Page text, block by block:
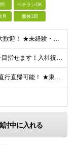
ベテランOK
月 面接1回
★正社員デビューしたい方大歓迎！ ★未経験・第二新卒・ブランクOK ★学歴不問 ★普通自動車免許（AT可）をお持ちの方 【面接1回！最短2週間で内定！】 1週間のスピード選考も可能です！ より多くの
★早期に年収500万円以上を目指せます！入社祝金5万円の支給あり ★月給25万円以上＋資格手当＋通勤手当＋賞与年2回 ※固定残業代（30時間分／4万5,675円～）を含みます。超過分は別途全額支給
★転居を伴う転勤なし！ ★直行直帰可能！ ★東京・神奈川・千葉・埼玉・名古屋で募集中！ 【東京】 ・城北営業所：東京都荒川区西尾久4-26-13 ・城西営業所：東京都中野区東中野3-14-26 ・城
討中に入れる